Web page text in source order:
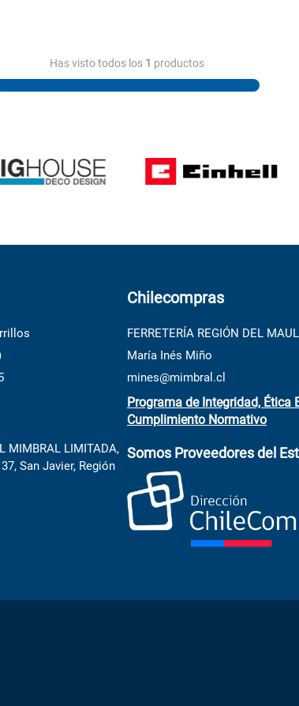
Has visto todos los 1 productos
MIMBRAL LIMITADA,
San Javier, Región
Chilecompras
FERRETERÍA REGIÓN DEL
María Inés Miño
mines@mimbral.cl
Programa de Integridad, Ética
Cumplimiento Normativo
Somos Proveedores del